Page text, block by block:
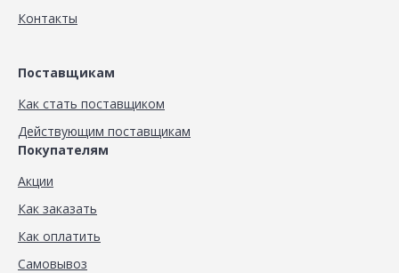
Контакты
Поставщикам
Как стать поставщиком
Действующим поставщикам
Покупателям
Акции
Как заказать
Как оплатить
Самовывоз